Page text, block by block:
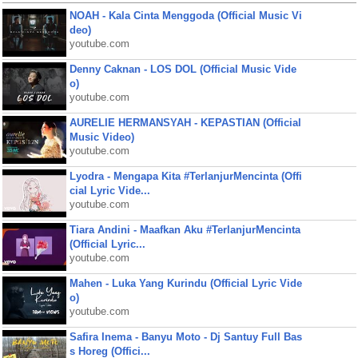
NOAH - Kala Cinta Menggoda (Official Music Vi
deo)
youtube.com
Denny Caknan - LOS DOL (Official Music Vide
o)
youtube.com
AURELIE HERMANSYAH - KEPASTIAN (Official
Music Video)
youtube.com
Lyodra - Mengapa Kita #TerlanjurMencinta (Offi
cial Lyric Vide...
youtube.com
Tiara Andini - Maafkan Aku #TerlanjurMencinta
(Official Lyric...
youtube.com
Mahen - Luka Yang Kurindu (Official Lyric Vide
o)
youtube.com
Safira Inema - Banyu Moto - Dj Santuy Full Bas
s Horeg (Offici...